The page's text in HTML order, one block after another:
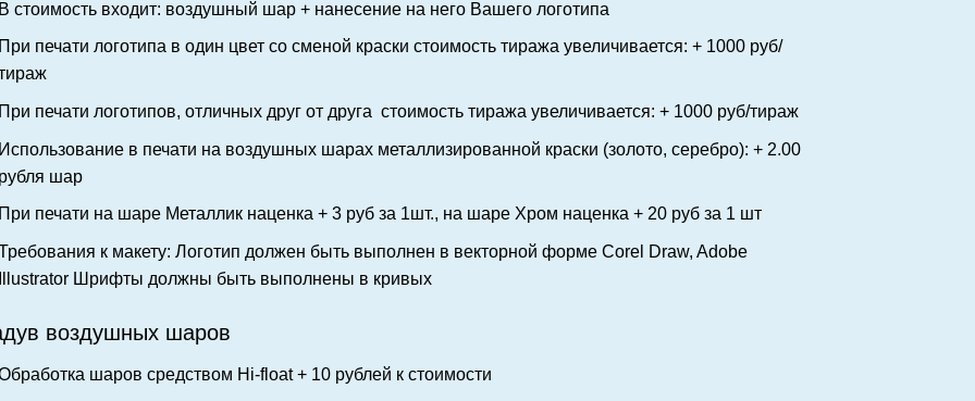
стоимость входит: воздушный шар + нанесение на него Вашего логотипа
печати логотипа в один цвет со сменой краски стоимость тиража увеличивается: + 1000 руб/
печати логотипов, отличных друг от друга стоимость тиража увеличивается: + 1000 руб/тираж
в печати на воздушных шарах металлизированной краски (золото, серебро): + 2.00
шар
печати на шаре Металлик наценка + 3 руб за 1шт., на шаре Хром наценка + 20 руб за 1 шт
к макету: Логотип должен быть выполнен в векторной формеCorel Draw, Adobe
Шрифты должны быть выполнены в кривых
воздушных шаров
шаров средством Hi-float + 10 рублей к стоимости